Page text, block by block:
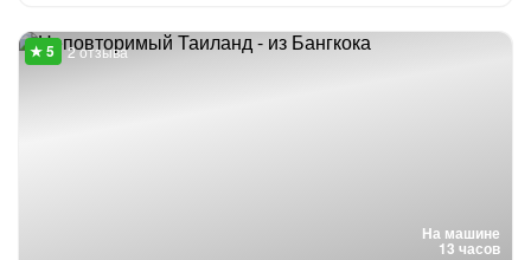
На машине
13 часов
2 отзыва